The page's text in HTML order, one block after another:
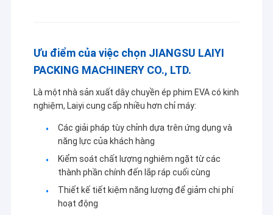
Bộ phận máy cán
Ưu điểm của việc chọn JIANGSU LAIYI
PACKING MACHINERY CO., LTD.
Là một nhà sản xuất dây chuyền ép phim EVA có kinh
nghiệm, Laiyi cung cấp nhiều hơn chỉ máy:
Các giải pháp tùy chỉnh dựa trên ứng dụng và
năng lực của khách hàng
Kiểm soát chất lượng nghiêm ngặt từ các
thành phần chính đến lắp ráp cuối cùng
Thiết kế tiết kiệm năng lượng để giảm chi phí
hoạt động